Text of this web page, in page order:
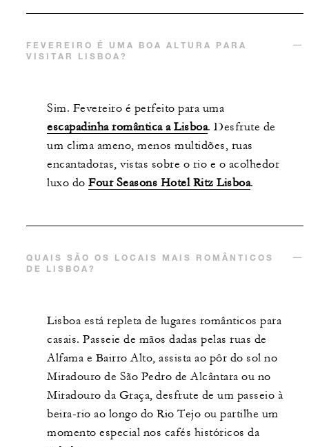
FEVEREIRO É UMA BOA ALTURA PARA
VISITAR LISBOA?
Sim. Fevereiro é perfeito para uma
escapadinha romântica a Lisboa. Desfrute de
um clima ameno, menos multidões, ruas
encantadoras, vistas sobre o rio e o acolhedor
luxo do Four Seasons Hotel Ritz Lisboa.
QUAIS SÃO OS LOCAIS MAIS ROMÂNTICOS
DE LISBOA?
Lisboa está repleta de lugares românticos para
casais. Passeie de mãos dadas pelas ruas de
Alfama e Bairro Alto, assista ao pôr do sol no
Miradouro de São Pedro de Alcântara ou no
Miradouro da Graça, desfrute de um passeio à
beira-rio ao longo do Rio Tejo ou partilhe um
momento especial nos cafés históricos da